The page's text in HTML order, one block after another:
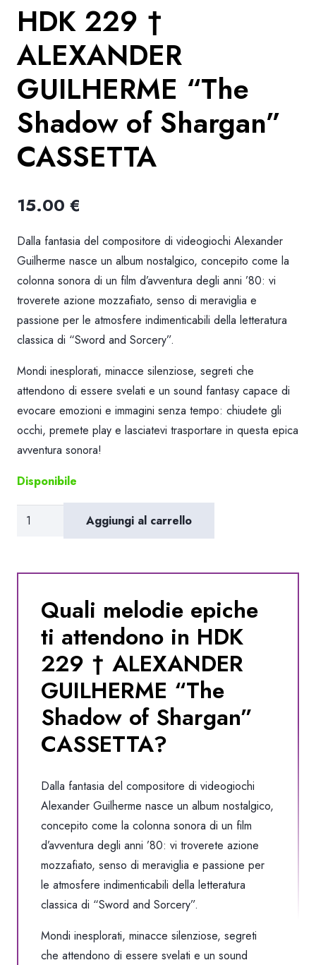
HDK 229 †
ALEXANDER
GUILHERME “The
Shadow of Shargan”
CASSETTA
15.00 €
Dalla fantasia del compositore di videogiochi Alexander
Guilherme nasce un album nostalgico, concepito come la
colonna sonora di un film d’avventura degli anni ’80: vi
troverete azione mozzafiato, senso di meraviglia e
passione per le atmosfere indimenticabili della letteratura
classica di “Sword and Sorcery”.
Mondi inesplorati, minacce silenziose, segreti che
attendono di essere svelati e un sound fantasy capace di
evocare emozioni e immagini senza tempo: chiudete gli
occhi, premete play e lasciatevi trasportare in questa epica
avventura sonora!
Disponibile
HDK
ALEXANDER
Shadow
Shargan"
CASSETTA
quantità
Aggiungi al carrello
Quali melodie epiche
ti attendono in HDK
229 † ALEXANDER
GUILHERME “The
Shadow of Shargan”
CASSETTA?
Dalla fantasia del compositore di videogiochi
Alexander Guilherme nasce un album nostalgico,
concepito come la colonna sonora di un film
d’avventura degli anni ’80: vi troverete azione
mozzafiato, senso di meraviglia e passione per
le atmosfere indimenticabili della letteratura
classica di “Sword and Sorcery”.
Mondi inesplorati, minacce silenziose, segreti
che attendono di essere svelati e un sound